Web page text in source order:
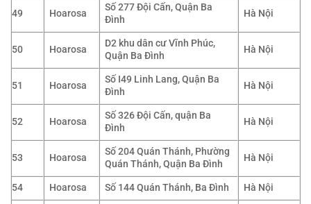
49 Hoarosa
Số 277 Đội Cấn, Quận Ba
Đình
Hà Nội
50 Hoarosa
D2 khu dân cư Vĩnh Phúc,
Quận Ba Đình
Hà Nội
51 Hoarosa
Số I49 Linh Lang, Quận Ba
Đình
Hà Nội
52 Hoarosa
Số 326 Đội Cấn, quận Ba
Đình
Hà Nội
53 Hoarosa
Số 204 Quán Thánh, Phường
Quán Thánh, Quận Ba Đình
Hà Nội
54 Hoarosa Số 144 Quán Thánh, Ba Đình Hà Nội